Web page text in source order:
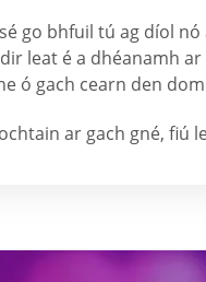
go bhfuil tú ag díol
leat é a dhéanamh
ó gach cearn den
ar gach gné, fiú